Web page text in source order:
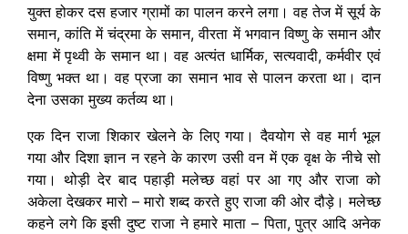
युक्त होकर दस हजार ग्रामों का पालन करने लगा। वह तेज में सूर्य के
समान, कांति में चंद्रमा के समान, वीरता में भगवान विष्णु के समान और
क्षमा में पृथ्वी के समान था। वह अत्यंत धार्मिक, सत्यवादी, कर्मवीर एवं
विष्णु भक्त था। वह प्रजा का समान भाव से पालन करता था। दान
देना उसका मुख्य कर्तव्य था।
एक दिन राजा शिकार खेलने के लिए गया। दैवयोग से वह मार्ग भूल
गया और दिशा ज्ञान न रहने के कारण उसी वन में एक वृक्ष के नीचे सो
गया। थोड़ी देर बाद पहाड़ी मलेच्छ वहां पर आ गए और राजा को
अकेला देखकर मारो – मारो शब्द करते हुए राजा की ओर दौड़े। मलेच्छ
कहने लगे कि इसी दुष्ट राजा ने हमारे माता – पिता, पुत्र आदि अनेक